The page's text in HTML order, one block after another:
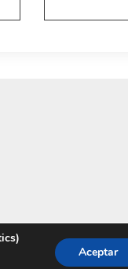
Aceptar